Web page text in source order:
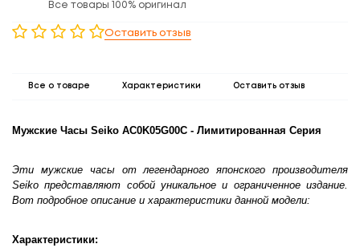
Все товары 100% оригинал
Оставить отзыв
Все о товаре Характеристики Оставить отзыв
Mужские Часы Seiko AC0K05G00C - Лимитированная Серия
Эти мужские часы от легендарного японского производителя
Seiko представляют собой уникальное и ограниченное издание.
Вот подробное описание и характеристики данной модели:
Характеристики: